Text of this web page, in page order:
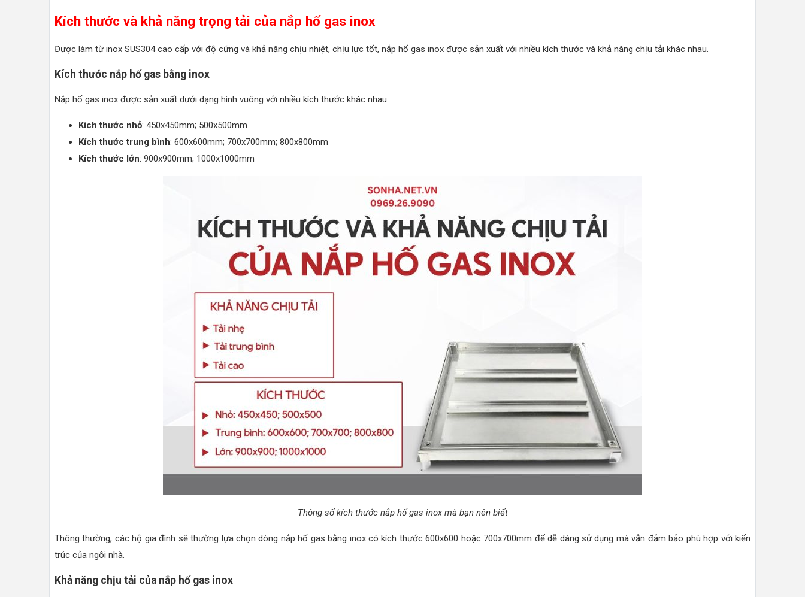
Kích thước và khả năng trọng tải của nắp hố gas inox
Được làm từ inox SUS304 cao cấp với độ cứng và khả năng chịu nhiệt, chịu lực tốt, nắp hố gas inox được sản xuất với nhiều kích thước và khả năng chịu tải khác nhau.
Kích thước nắp hố gas bằng inox
Nắp hố gas inox được sản xuất dưới dạng hình vuông với nhiều kích thước khác nhau:
Kích thước nhỏ: 450x450mm; 500x500mm
Kích thước trung bình: 600x600mm; 700x700mm; 800x800mm
Kích thước lớn: 900x900mm; 1000x1000mm
Thông số kích thước nắp hố gas inox mà bạn nên biết
Thông thường, các hộ gia đình sẽ thường lựa chọn dòng nắp hố gas bằng inox có kích thước 600x600 hoặc 700x700mm để dễ dàng sử dụng mà vẫn đảm bảo phù hợp với kiến
trúc của ngôi nhà.
Khả năng chịu tải của nắp hố gas inox